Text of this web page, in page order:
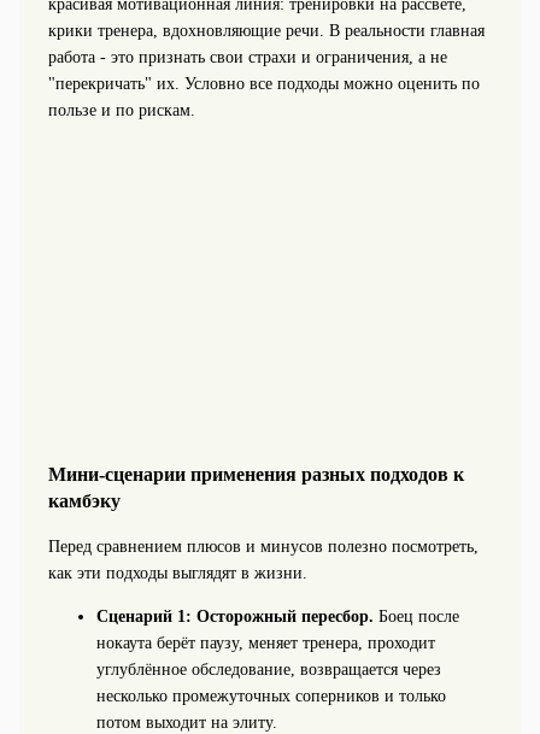
красивая мотивационная линия: тренировки на рассвете,
крики тренера, вдохновляющие речи. В реальности главная
работа - это признать свои страхи и ограничения, а не
"перекричать" их. Условно все подходы можно оценить по
пользе и по рискам.
Мини-сценарии применения разных подходов к
камбэку
Перед сравнением плюсов и минусов полезно посмотреть,
как эти подходы выглядят в жизни.
Сценарий 1: Осторожный пересбор. Боец после
нокаута берёт паузу, меняет тренера, проходит
углублённое обследование, возвращается через
несколько промежуточных соперников и только
потом выходит на элиту.